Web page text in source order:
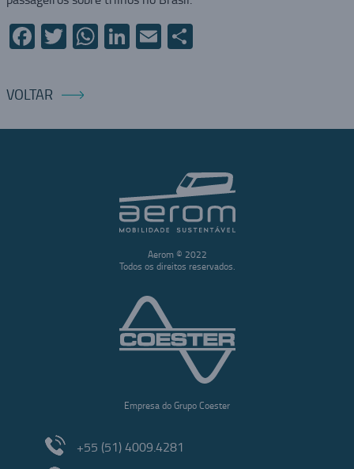
Facebook
Twitter
WhatsApp
LinkedIn
EmailCompartilhar
VOLTAR
Aerom © 2022
Todos os direitos reservados.
Empresa do Grupo Coester
+55 (51) 4009.4281